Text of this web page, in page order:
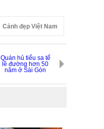
Cảnh đẹp Việt Nam
Quán hủ tiếu sa tế
lề đường hơn 50
năm ở Sài Gòn